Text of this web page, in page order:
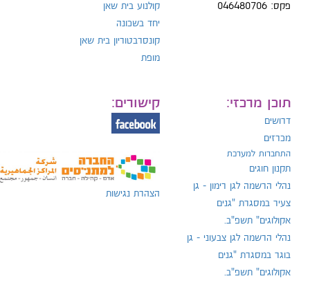
פקס: 046480706
קולנוע בית שאן
יחד בשכונה
קונסרבטוריון בית שאן
מופת
תוכן מרכזי:
דרושים
מכרזים
התחברות למערכת
תקנון חוגים
נהלי הרשמה לגן רימון - גן
צעיר במסגרת "גנים
אקולוגים" תשפ"ב.
נהלי הרשמה לגן צבעוני - גן
בוגר במסגרת "גנים
אקולוגים" תשפ"ב.
קישורים:
הצהרת נגישות